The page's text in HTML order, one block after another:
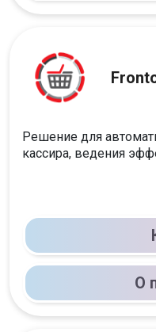
Решение для
кассира, ведения
О